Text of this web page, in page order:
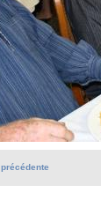
précédente